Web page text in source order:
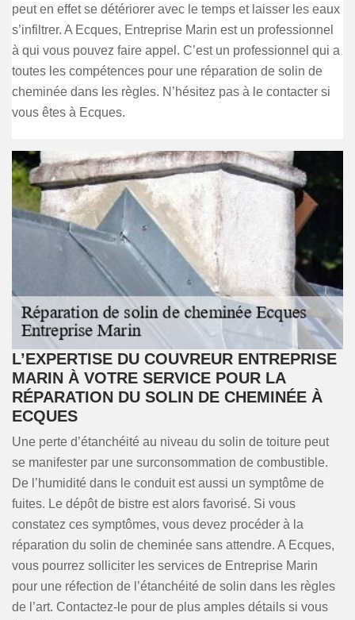
peut en effet se détériorer avec le temps et laisser les eaux
s’infiltrer. A Ecques, Entreprise Marin est un professionnel
à qui vous pouvez faire appel. C’est un professionnel qui a
toutes les compétences pour une réparation de solin de
cheminée dans les règles. N’hésitez pas à le contacter si
vous êtes à Ecques.
L’EXPERTISE DU COUVREUR ENTREPRISE
MARIN À VOTRE SERVICE POUR LA
RÉPARATION DU SOLIN DE CHEMINÉE À
ECQUES
Une perte d’étanchéité au niveau du solin de toiture peut
se manifester par une surconsommation de combustible.
De l’humidité dans le conduit est aussi un symptôme de
fuites. Le dépôt de bistre est alors favorisé. Si vous
constatez ces symptômes, vous devez procéder à la
réparation du solin de cheminée sans attendre. A Ecques,
vous pourrez solliciter les services de Entreprise Marin
pour une réfection de l’étanchéité de solin dans les règles
de l’art. Contactez-le pour de plus amples détails si vous